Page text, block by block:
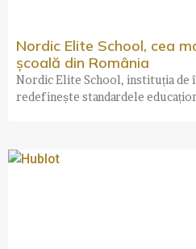
Nordic Elite School, cea
școală din România
Nordic Elite School, instituția de
redefinește standardele